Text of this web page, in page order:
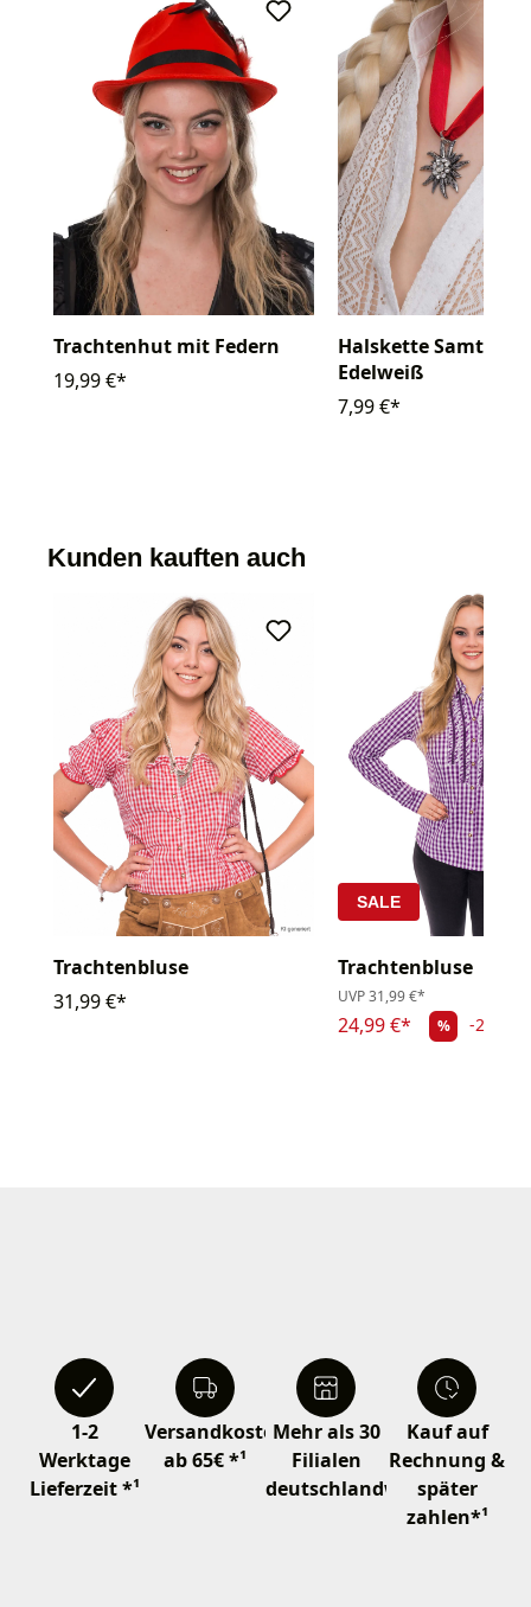
Trachtenhut mit Federn
19,99 €*
Halskette Samtband
Edelweiß
7,99 €*
Kunden kauften auch
Trachtenbluse
31,99 €*
SALE
Trachtenbluse
UVP31,99 €*
24,99 €* % -21.88%
1-2
Werktage
Lieferzeit *¹
Versandkostenfrei
ab 65€ *¹
Mehr als 30
Filialen
deutschlandweit
Kauf auf
Rechnung &
später
zahlen*¹